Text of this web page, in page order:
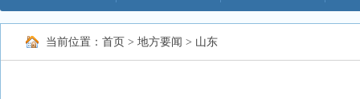
当前位置： 首页 > 地方要闻 > 山东